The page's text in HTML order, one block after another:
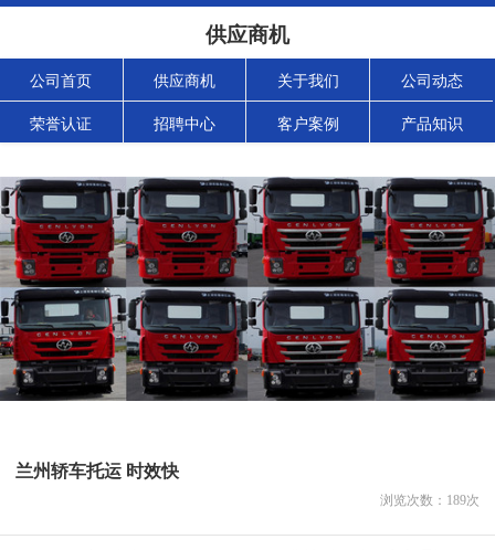
供应商机
公司首页 供应商机 关于我们 公司动态
荣誉认证 招聘中心 客户案例 产品知识
兰州轿车托运 时效快
浏览次数： 189次